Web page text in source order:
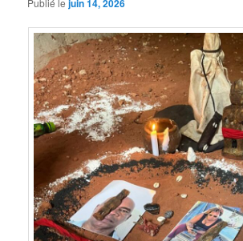
juin 14, 2026